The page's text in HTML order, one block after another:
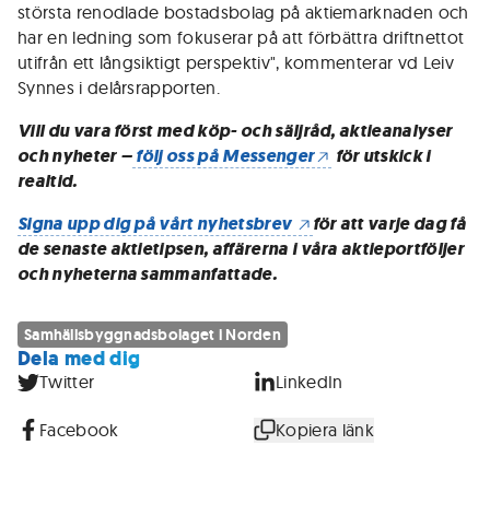
största renodlade bostadsbolag på aktiemarknaden och
har en ledning som fokuserar på att förbättra driftnettot
utifrån ett långsiktigt perspektiv", kommenterar vd Leiv
Synnes i delårsrapporten.
Vill du vara först med köp- och säljråd, aktieanalyser
och nyheter –följ oss på Messenger
för utskick i
realtid.
Signa upp dig på vårt nyhetsbrev
för att varje dag få
de senaste aktietipsen, affärerna i våra aktieportföljer
och nyheterna sammanfattade.
Samhällsbyggnadsbolaget i Norden
Dela med dig
Twitter LinkedIn
Facebook Kopiera länk